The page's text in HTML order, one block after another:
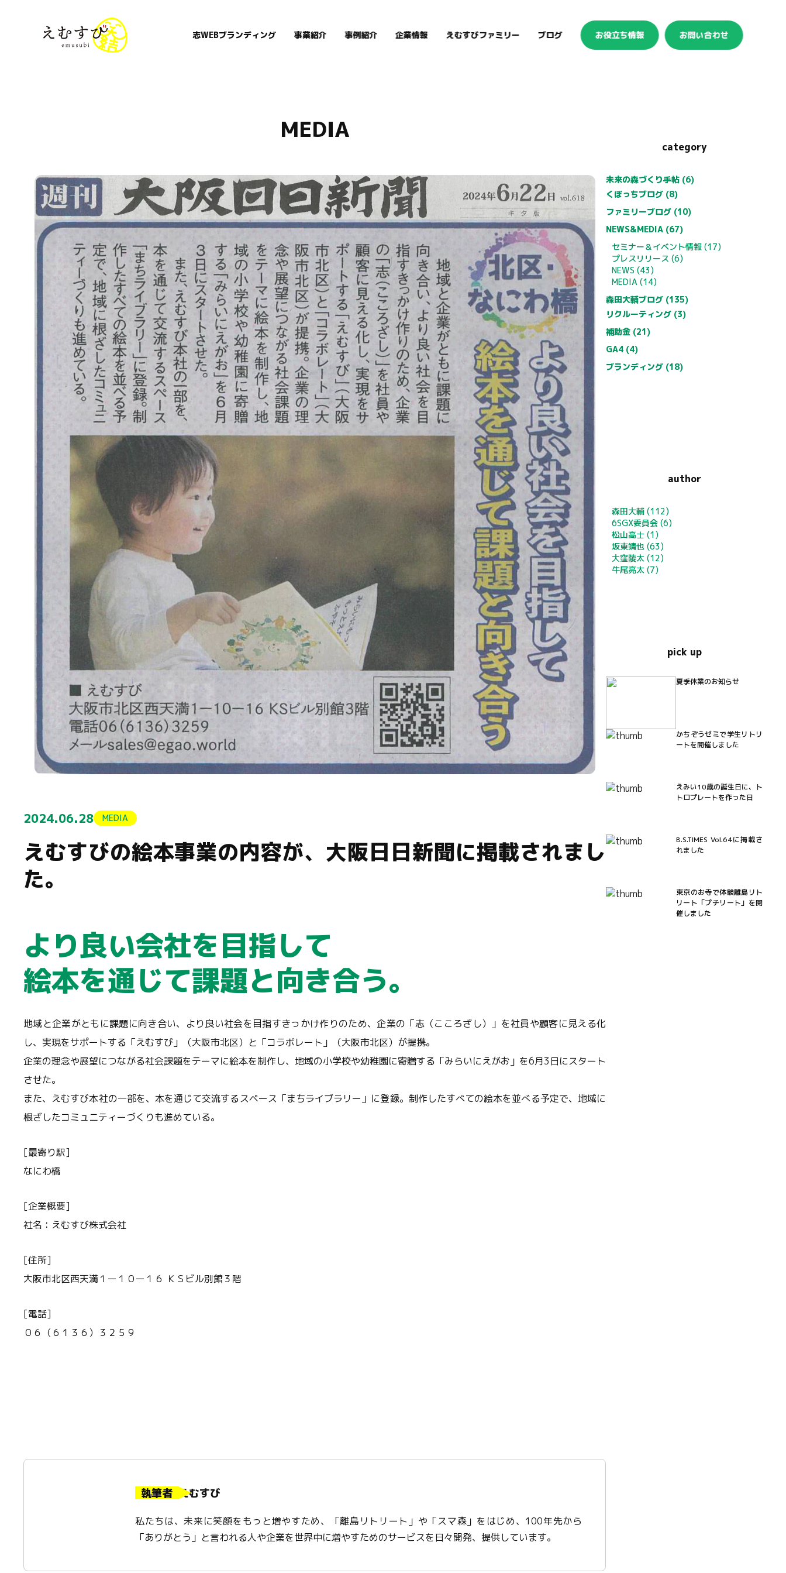
志WEBブランディング 事業紹介 事例紹介 企業情報 えむすびファミリー ブログ お役立ち情報 お問い合わせ
MEDIA
2024.06.28 MEDIA
えむすびの絵本事業の内容が、大阪日日新聞に掲載されまし
た。
より良い会社を目指して
絵本を通じて課題と向き合う。
地域と企業がともに課題に向き合い、より良い社会を目指すきっかけ作りのため、企業の「志（こころざし）」を社員や顧客に見える化
し、実現をサポートする「えむすび」（大阪市北区）と「コラボレート」（大阪市北区）が提携。
企業の理念や展望につながる社会課題をテーマに絵本を制作し、地域の小学校や幼稚園に寄贈する「みらいにえがお」を6月3日にスタート
させた。
また、えむすび本社の一部を、本を通じて交流するスペース「まちライブラリー」に登録。制作したすべての絵本を並べる予定で、地域に
根ざしたコミュニティーづくりも進めている。
[最寄り駅]
なにわ橋
[企業概要]
社名：えむすび株式会社
[住所]
大阪市北区西天満１ー１０ー１６ ＫＳビル別館３階
[電話]
０６（６１３６）３２５９
執筆者 えむすび
私たちは、未来に笑顔をもっと増やすため、「離島リトリート」や「スマ森」をはじめ、100年先から
「ありがとう」と言われる人や企業を世界中に増やすためのサービスを日々開発、提供しています。
category
未来の森づくり手帖 (6)
くぼっちブログ (8)
ファミリーブログ (10)
NEWS&MEDIA (67)
セミナー＆イベント情報 (17)
プレスリリース (6)
NEWS (43)
MEDIA (14)
森田大輔ブログ (135)
リクルーティング (3)
補助金 (21)
GA4 (4)
ブランディング (18)
author
森田大輔 (112)
6SGX委員会 (6)
松山高士 (1)
坂東靖也 (63)
大窪陵太 (12)
牛尾亮太 (7)
pick up
夏季休業のお知らせ
かちぞうゼミで学生リトリ
ートを開催しました
えみい10歳の誕生日に、ト
トロプレートを作った日
B.S.TIMES Vol.64に掲載さ
れました
東京のお寺で体験離島リト
リート「プチリート」を開
催しました